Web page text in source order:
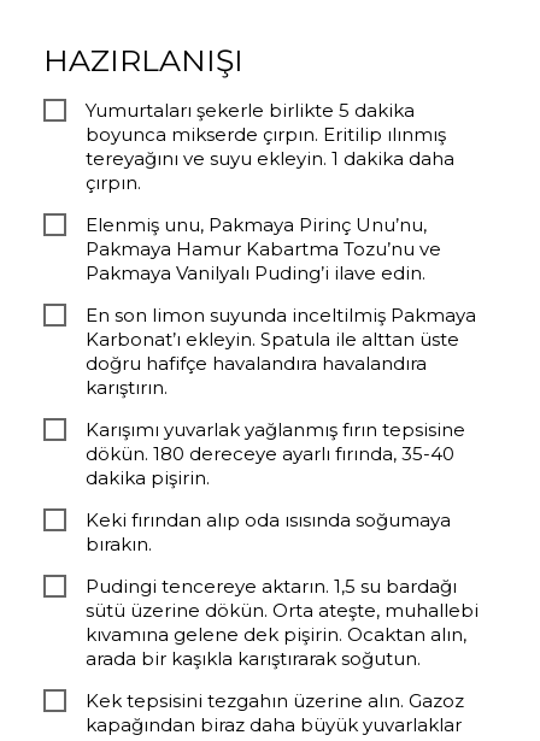
HAZIRLANIŞI
Yumurtaları şekerle birlikte 5 dakika
boyunca mikserde çırpın. Eritilip ılınmış
tereyağını ve suyu ekleyin. 1 dakika daha
çırpın.
Elenmiş unu, Pakmaya Pirinç Unu’nu,
Pakmaya Hamur Kabartma Tozu’nu ve
Pakmaya Vanilyalı Puding’i ilave edin.
En son limon suyunda inceltilmiş Pakmaya
Karbonat’ı ekleyin. Spatula ile alttan üste
doğru hafifçe havalandıra havalandıra
karıştırın.
Karışımı yuvarlak yağlanmış fırın tepsisine
dökün. 180 dereceye ayarlı fırında, 35-40
dakika pişirin.
Keki fırından alıp oda ısısında soğumaya
bırakın.
Pudingi tencereye aktarın. 1,5 su bardağı
sütü üzerine dökün. Orta ateşte, muhallebi
kıvamına gelene dek pişirin. Ocaktan alın,
arada bir kaşıkla karıştırarak soğutun.
Kek tepsisini tezgahın üzerine alın. Gazoz
kapağından biraz daha büyük yuvarlaklar